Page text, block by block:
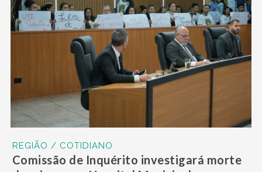
REGIÃO / COTIDIANO
Comissão de Inquérito investigará morte